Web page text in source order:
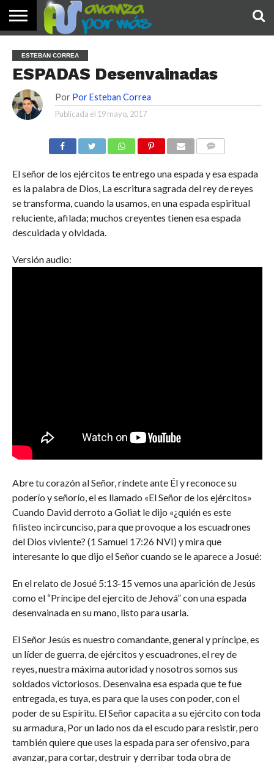
PALABRA
DE HOY
DEVOCIONALES
NOTICIAS
TESTIMONIOS
ORACIONES
SOBRE
NOSOTROS
IMÁGENES
ESTEBAN CORREA
ESPADAS Desenvainadas
Por Por Esteban Correa
Publicada el 19 mayo, 2017
El señor de los ejércitos te entrego una espada y esa espada
es la palabra de Dios, La escritura sagrada del rey de reyes
se transforma, cuando la usamos, en una espada espiritual
reluciente, afilada; muchos creyentes tienen esa espada
descuidada y olvidada.
Versión audio:
Abre tu corazón al Señor, ríndete ante Él y reconoce su
poderío y señorío, el es llamado «El Señor de los ejércitos»
Cuando David derroto a Goliat le dijo «¿quién es este
filisteo incircunciso, para que provoque a los escuadrones
del Dios viviente? (1 Samuel 17:26 NVI) y mira que
interesante lo que dijo el Señor cuando se le aparece a Josué:
En el relato de Josué 5:13-15 vemos una aparición de Jesús
como el “Príncipe del ejercito de Jehová” con una espada
desenvainada en su mano, listo para usarla.
El Señor Jesús es nuestro comandante, general y príncipe, es
un líder de guerra, de ejércitos y escuadrones, el rey de
reyes, nuestra máxima autoridad y nosotros somos sus
soldados victoriosos. Desenvaina esa espada que te fue
entregada, es tuya, es para que la uses con poder, con el
poder de su Espíritu. El Señor capacita a su ejército con toda
su armadura, Por un lado nos da el escudo para resistir, pero
también quiere que uses la espada para ser ofensivo, para
avanzar, para cortar, destruir y derribar toda obra de